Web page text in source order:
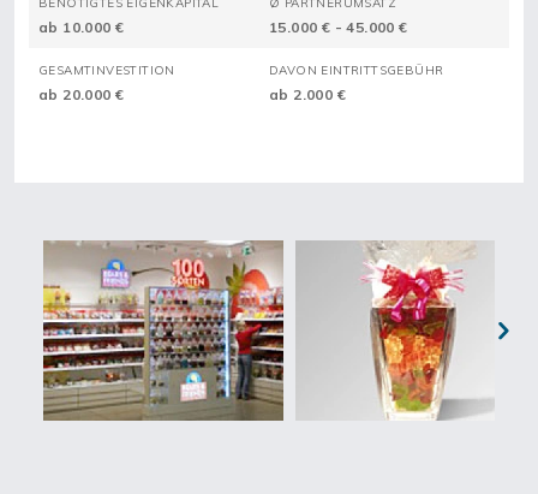
ab 10.000 € 15.000 € - 45.000 €
GESAMTINVESTITION
ab 20.000 €
DAVON EINTRITTSGEBÜHR
ab 2.000 €